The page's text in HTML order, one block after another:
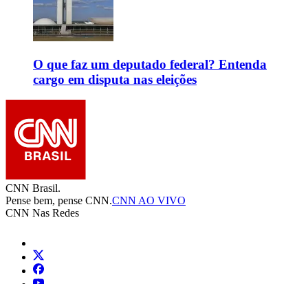
O que faz um deputado federal? Entenda
cargo em disputa nas eleições
CNN Brasil.
Pense bem, pense CNN.CNN AO VIVO
CNN Nas Redes